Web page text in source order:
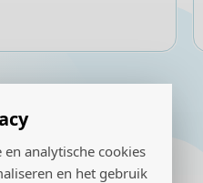
analytische cookies
en het gebruik
onze